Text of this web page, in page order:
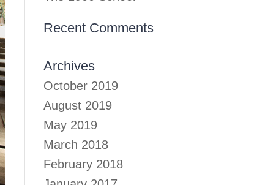
Recent Comments
Archives
October 2019
August 2019
May 2019
March 2018
February 2018